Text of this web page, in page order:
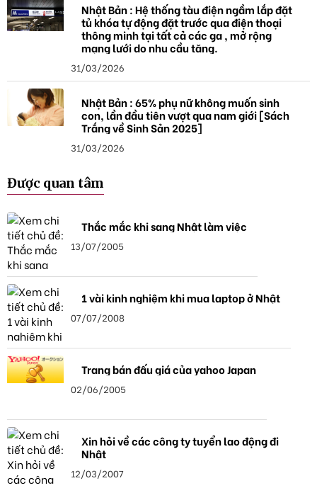
Nhật Bản : Hệ thống tàu điện ngầm lắp đặt
tủ khóa tự động đặt trước qua điện thoại
thông minh tại tất cả các ga , mở rộng
mạng lưới do nhu cầu tăng.
31/03/2026
Nhật Bản : 65% phụ nữ không muốn sinh
con, lần đầu tiên vượt qua nam giới [Sách
Trắng về Sinh Sản 2025]
31/03/2026
Được quan tâm
Thắc mắc khi sang Nhật làm việc
13/07/2005
1 vài kinh nghiệm khi mua laptop ở Nhật
07/07/2008
Trang bán đấu giá của yahoo Japan
02/06/2005
Xin hỏi về các công ty tuyển lao động đi
Nhật
12/03/2007